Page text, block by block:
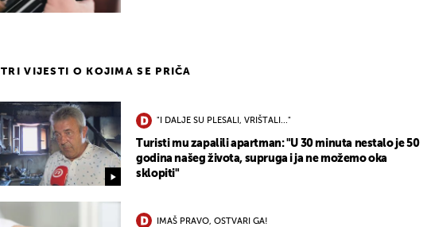
TRI VIJESTI O KOJIMA SE PRIČA
"I DALJE SU PLESALI, VRIŠTALI..."
Turisti mu zapalili apartman: "U 30 minuta nestalo je 50
godina našeg života, supruga i ja ne možemo oka
sklopiti"
IMAŠ PRAVO, OSTVARI GA!